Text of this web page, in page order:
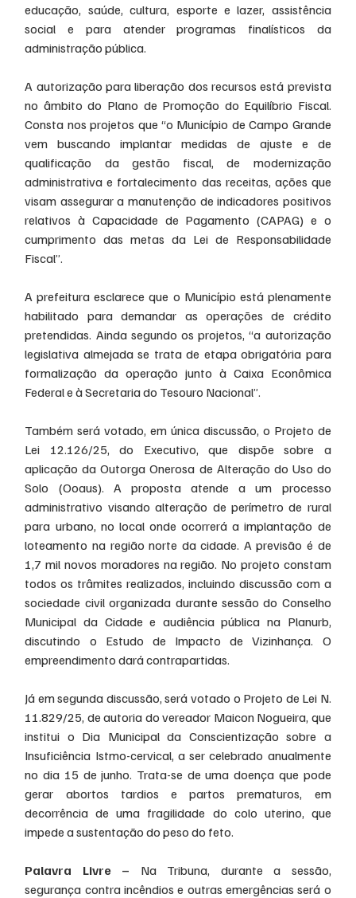
educação, saúde, cultura, esporte e lazer, assistência
social e para atender programas finalísticos da
administração pública.
A autorização para liberação dos recursos está prevista
no âmbito do Plano de Promoção do Equilíbrio Fiscal.
Consta nos projetos que “o Município de Campo Grande
vem buscando implantar medidas de ajuste e de
qualificação da gestão fiscal, de modernização
administrativa e fortalecimento das receitas, ações que
visam assegurar a manutenção de indicadores positivos
relativos à Capacidade de Pagamento (CAPAG) e o
cumprimento das metas da Lei de Responsabilidade
Fiscal”.
A prefeitura esclarece que o Município está plenamente
habilitado para demandar as operações de crédito
pretendidas. Ainda segundo os projetos, “a autorização
legislativa almejada se trata de etapa obrigatória para
formalização da operação junto à Caixa Econômica
Federal e à Secretaria do Tesouro Nacional”.
Também será votado, em única discussão, o Projeto de
Lei 12.126/25, do Executivo, que dispõe sobre a
aplicação da Outorga Onerosa de Alteração do Uso do
Solo (Ooaus). A proposta atende a um processo
administrativo visando alteração de perímetro de rural
para urbano, no local onde ocorrerá a implantação de
loteamento na região norte da cidade. A previsão é de
1,7 mil novos moradores na região. No projeto constam
todos os trâmites realizados, incluindo discussão com a
sociedade civil organizada durante sessão do Conselho
Municipal da Cidade e audiência pública na Planurb,
discutindo o Estudo de Impacto de Vizinhança. O
empreendimento dará contrapartidas.
Já em segunda discussão, será votado o Projeto de Lei N.
11.829/25, de autoria do vereador Maicon Nogueira, que
institui o Dia Municipal da Conscientização sobre a
Insuficiência Istmo-cervical, a ser celebrado anualmente
no dia 15 de junho. Trata-se de uma doença que pode
gerar abortos tardios e partos prematuros, em
decorrência de uma fragilidade do colo uterino, que
impede a sustentação do peso do feto.
Palavra Livre – Na Tribuna, durante a sessão,
segurança contra incêndios e outras emergências será o